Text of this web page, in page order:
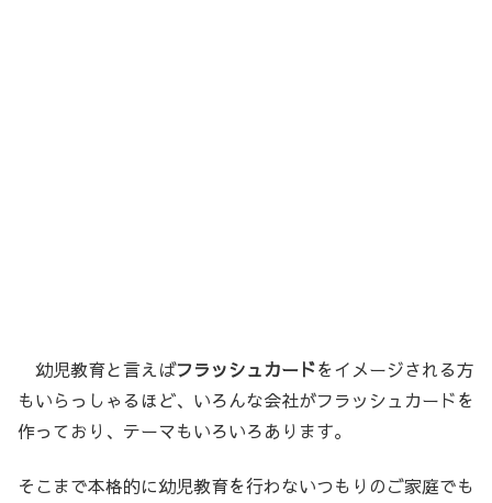
幼児教育と言えばフラッシュカードをイメージされる方
もいらっしゃるほど、いろんな会社がフラッシュカードを
作っており、テーマもいろいろあります。
そこまで本格的に幼児教育を行わないつもりのご家庭でも